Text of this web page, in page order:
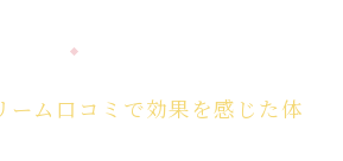
上位バストアップクリーム口コ
見つけた理想のバストケア
ーム口コミで効果を感じた体